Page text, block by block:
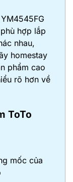
hợp lắp
nhau,
homestay
phẩm cao
rõ hơn về
ToTo
mốc của